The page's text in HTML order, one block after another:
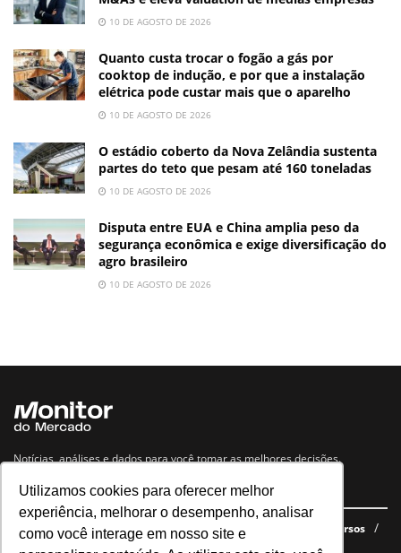
Utilizamos cookies para oferecer melhor
experiência, melhorar o desempenho, analisar
como você interage em nosso site e
10 DE AGOSTO DE 2026
Quanto custa trocar o fogão a gás por
cooktop de indução, e por que a instalação
elétrica pode custar mais que o aparelho
10 DE AGOSTO DE 2026
O estádio coberto da Nova Zelândia sustenta
partes do teto que pesam até 160 toneladas
10 DE AGOSTO DE 2026
Disputa entre EUA e China amplia peso da
segurança econômica e exige diversificação do
agro brasileiro
10 DE AGOSTO DE 2026
Notícias, análises e dados para você tomar as melhores decisões.
Navegue no site
Últimas notícias Quem somos E-books gratuitos
Cursos
Política de privacidade